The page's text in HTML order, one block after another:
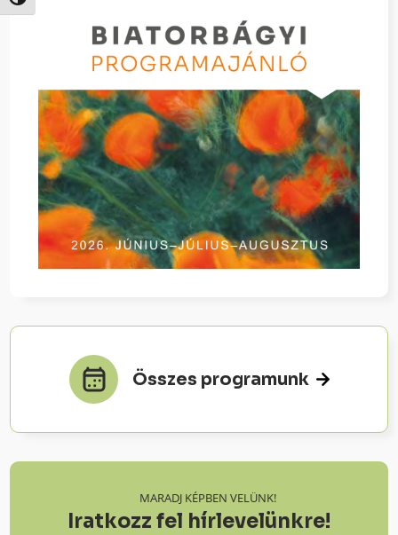
Összes programunk
MARADJ KÉPBEN VELÜNK!
Iratkozz fel hírlevelünkre!